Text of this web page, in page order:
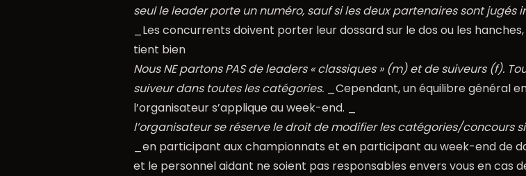
seul le leader porte un numéro, sauf si les deux partenaires sont jugés
_Les concurrents doivent porter leur dossard sur le dos ou les
tient bien
Nous NE partons PAS de leaders « classiques » (m) et de suiveurs (f).
suiveur dans toutes les catégories. _Cependant, un équilibre général
l’organisateur s’applique au week-end. _
l’organisateur se réserve le droit de modifier les catégories/concours
_en participant aux championnats et en participant au week-end de
et le personnel aidant ne soient pas responsables envers vous en cas